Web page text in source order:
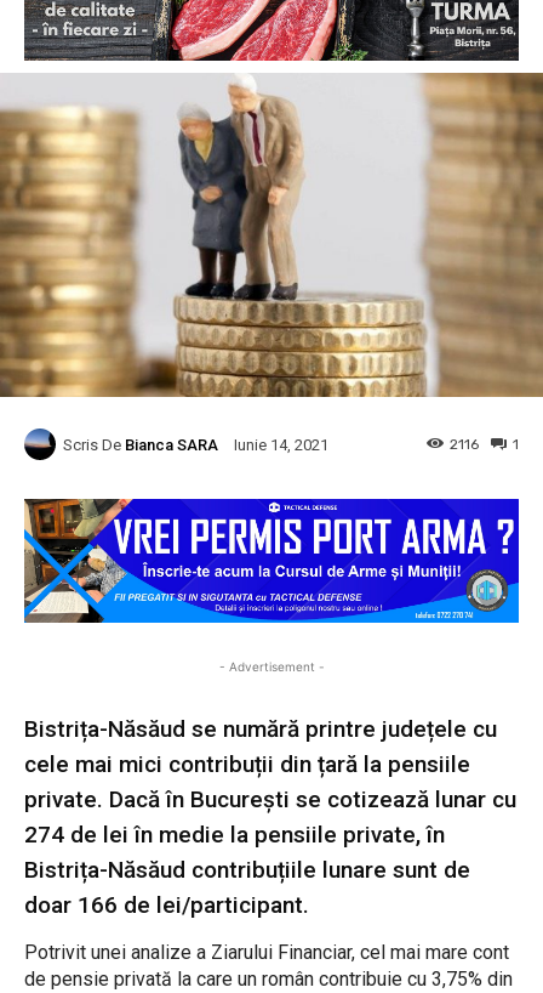
Scris De Bianca SARA Iunie 14, 2021 1
2116
- Advertisement -
Bistrița-Năsăud se numără printre județele cu
cele mai mici contribuții din țară la pensiile
private. Dacă în București se cotizează lunar cu
274 de lei în medie la pensiile private, în
Bistrița-Năsăud contribuțiile lunare sunt de
doar 166 de lei/participant.
Potrivit unei analize a Ziarului Financiar, cel mai mare cont
de pensie privată la care un român contribuie cu 3,75% din